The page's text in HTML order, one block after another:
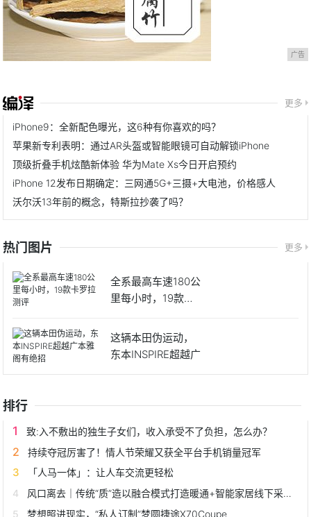
广告
更多
iPhone9：全新配色曝光，这6种有你喜欢的吗？
苹果新专利表明：通过AR头盔或智能眼镜可自动解锁iPhone
顶级折叠手机炫酷新体验 华为Mate Xs今日开启预约
iPhone 12发布日期确定：三网通5G+三摄+大电池，价格感人
沃尔沃13年前的概念，特斯拉抄袭了吗？
热门图片 更多
全系最高车速180公
里每小时，19款卡
这辆本田伪运动，
东本INSPIRE超越广
排行
致:入不敷出的独生子女们，收入承受不了负担，怎么办？
持续夺冠厉害了！情人节荣耀又获全平台手机销量冠军
「人马一体」：让人车交流更轻松
风口离去｜传统“质”造以融合模式打造暖通+智能家居线下采购体验
梦想照进现实，“私人订制”梦圆捷途X70Coupe